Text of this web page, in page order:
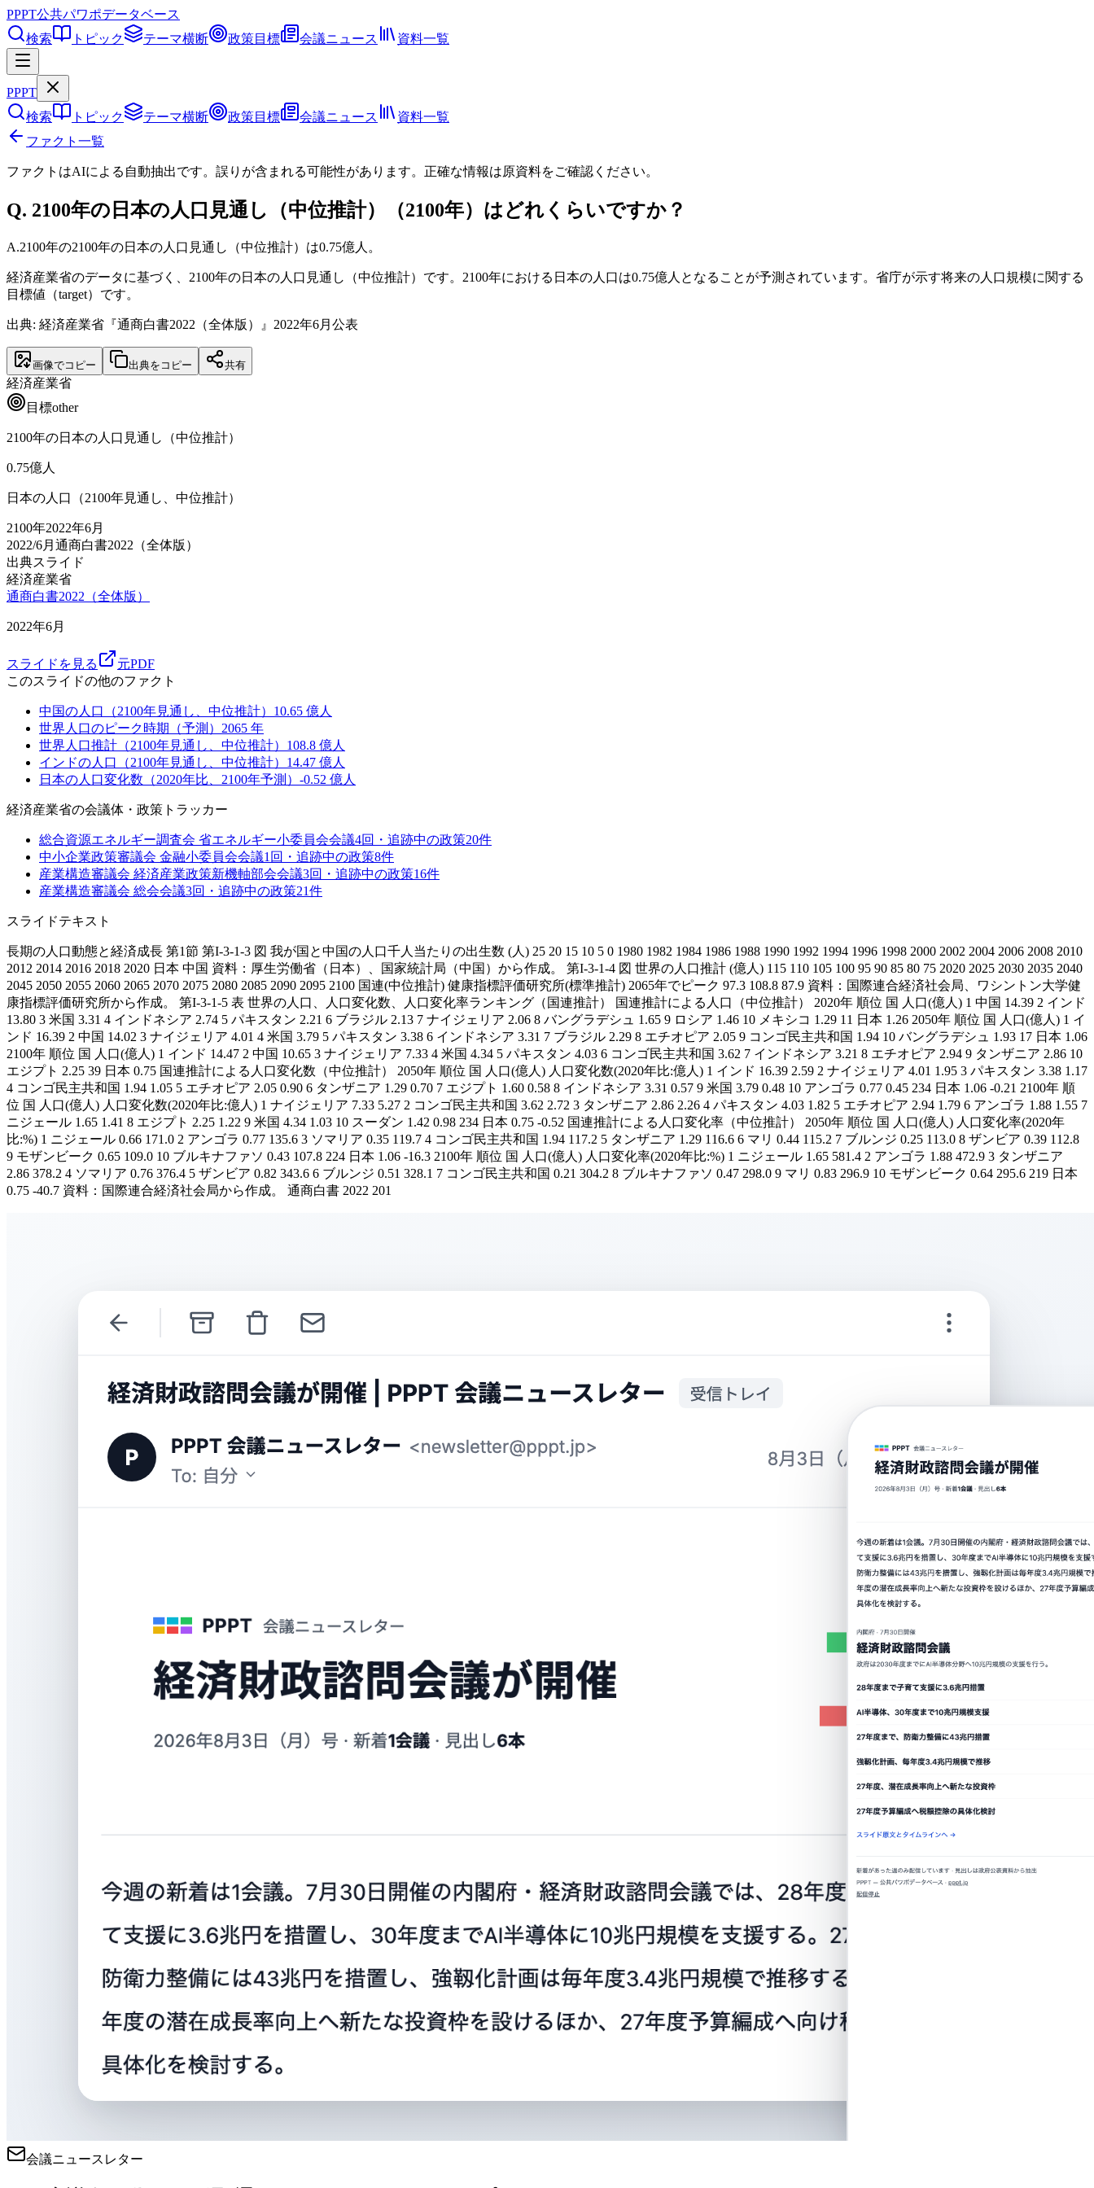
PPPT公共パワポデータベース
検索
トピック テーマ横断 政策目標 会議ニュース 資料一覧
PPPT
検索
トピック テーマ横断 政策目標 会議ニュース
資料一覧
ファクト一覧
ファクトはAIによる自動抽出です。誤りが含まれる可能性があります。正確な情報は原資料をご確認ください。
Q. 2100年の日本の人口見通し（中位推計）（2100年）はどれくらいですか？
A.2100年の2100年の日本の人口見通し（中位推計）は0.75億人。
経済産業省のデータに基づく、2100年の日本の人口見通し（中位推計）です。2100年における日本の人口は0.75億人となることが予測されています。省庁が示す将来の人口規模に関する
目標値（target）です。
出典: 経済産業省『通商白書2022（全体版）』2022年6月公表
画像でコピー 出典をコピー 共有
経済産業省
目標other
2100年の日本の人口見通し（中位推計）
0.75億人
日本の人口（2100年見通し、中位推計）
2100年2022年6月
2022/6月 通商白書2022（全体版）
出典スライド
経済産業省
通商白書2022（全体版）
2022年6月
スライドを見る
元PDF
このスライドの他のファクト
中国の人口（2100年見通し、中位推計） 10.65 億人
世界人口のピーク時期（予測） 2065 年
世界人口推計（2100年見通し、中位推計） 108.8 億人
インドの人口（2100年見通し、中位推計） 14.47 億人
日本の人口変化数（2020年比、2100年予測） -0.52 億人
経済産業省の会議体・政策トラッカー
総合資源エネルギー調査会 省エネルギー小委員会会議4回・追跡中の政策20件
中小企業政策審議会 金融小委員会会議1 回・追跡中の政策8件
産業構造審議会 経済産業政策新機軸部会会議3回・追跡中の政策16件
産業構造審議会 総会会議3回・追跡中の政策21件
スライドテキスト
長期の人口動態と経済成長 第1節 第I-3-1-3 図 我が国と中国の人口千人当たりの出生数 (人) 25 20 15 10 5 0 1980 1982 1984 1986 1988 1990 1992 1994 1996 1998 2000 2002 2004 2006 2008 2010
2012 2014 2016 2018 2020 日本 中国 資料：厚生労働省（日本）、国家統計局（中国）から作成。 第I-3-1-4 図 世界の人口推計 (億人) 115 110 105 100 95 90 85 80 75 2020 2025 2030 2035 2040
2045 2050 2055 2060 2065 2070 2075 2080 2085 2090 2095 2100 国連(中位推計) 健康指標評価研究所(標準推計) 2065年でピーク 97.3 108.8 87.9 資料：国際連合経済社会局、ワシントン大学健
康指標評価研究所から作成。 第I-3-1-5 表 世界の人口、人口変化数、人口変化率ランキング（国連推計） 国連推計による人口（中位推計） 2020年 順位 国 人口(億人) 1 中国 14.39 2 インド
13.80 3 米国 3.31 4 インドネシア 2.74 5 パキスタン 2.21 6 ブラジル 2.13 7 ナイジェリア 2.06 8 バングラデシュ 1.65 9 ロシア 1.46 10 メキシコ 1.29 11 日本 1.26 2050年 順位 国 人口(億人) 1 イ
ンド 16.39 2 中国 14.02 3 ナイジェリア 4.01 4 米国 3.79 5 パキスタン 3.38 6 インドネシア 3.31 7 ブラジル 2.29 8 エチオピア 2.05 9 コンゴ民主共和国 1.94 10 バングラデシュ 1.93 17 日本 1.06
2100年 順位 国 人口(億人) 1 インド 14.47 2 中国 10.65 3 ナイジェリア 7.33 4 米国 4.34 5 パキスタン 4.03 6 コンゴ民主共和国 3.62 7 インドネシア 3.21 8 エチオピア 2.94 9 タンザニア 2.86 10
エジプト 2.25 39 日本 0.75 国連推計による人口変化数（中位推計） 2050年 順位 国 人口(億人) 人口変化数(2020年比:億人) 1 インド 16.39 2.59 2 ナイジェリア 4.01 1.95 3 パキスタン 3.38 1.17
4 コンゴ民主共和国 1.94 1.05 5 エチオピア 2.05 0.90 6 タンザニア 1.29 0.70 7 エジプト 1.60 0.58 8 インドネシア 3.31 0.57 9 米国 3.79 0.48 10 アンゴラ 0.77 0.45 234 日本 1.06 -0.21 2100年 順
位 国 人口(億人) 人口変化数(2020年比:億人) 1 ナイジェリア 7.33 5.27 2 コンゴ民主共和国 3.62 2.72 3 タンザニア 2.86 2.26 4 パキスタン 4.03 1.82 5 エチオピア 2.94 1.79 6 アンゴラ 1.88 1.55 7
ニジェール 1.65 1.41 8 エジプト 2.25 1.22 9 米国 4.34 1.03 10 スーダン 1.42 0.98 234 日本 0.75 -0.52 国連推計による人口変化率（中位推計） 2050年 順位 国 人口(億人) 人口変化率(2020年
比:%) 1 ニジェール 0.66 171.0 2 アンゴラ 0.77 135.6 3 ソマリア 0.35 119.7 4 コンゴ民主共和国 1.94 117.2 5 タンザニア 1.29 116.6 6 マリ 0.44 115.2 7 ブルンジ 0.25 113.0 8 ザンビア 0.39 112.8
9 モザンビーク 0.65 109.0 10 ブルキナファソ 0.43 107.8 224 日本 1.06 -16.3 2100年 順位 国 人口(億人) 人口変化率(2020年比:%) 1 ニジェール 1.65 581.4 2 アンゴラ 1.88 472.9 3 タンザニア
2.86 378.2 4 ソマリア 0.76 376.4 5 ザンビア 0.82 343.6 6 ブルンジ 0.51 328.1 7 コンゴ民主共和国 0.21 304.2 8 ブルキナファソ 0.47 298.0 9 マリ 0.83 296.9 10 モザンビーク 0.64 295.6 219 日本
0.75 -40.7 資料：国際連合経済社会局から作成。 通商白書 2022 201
会議ニュースレター